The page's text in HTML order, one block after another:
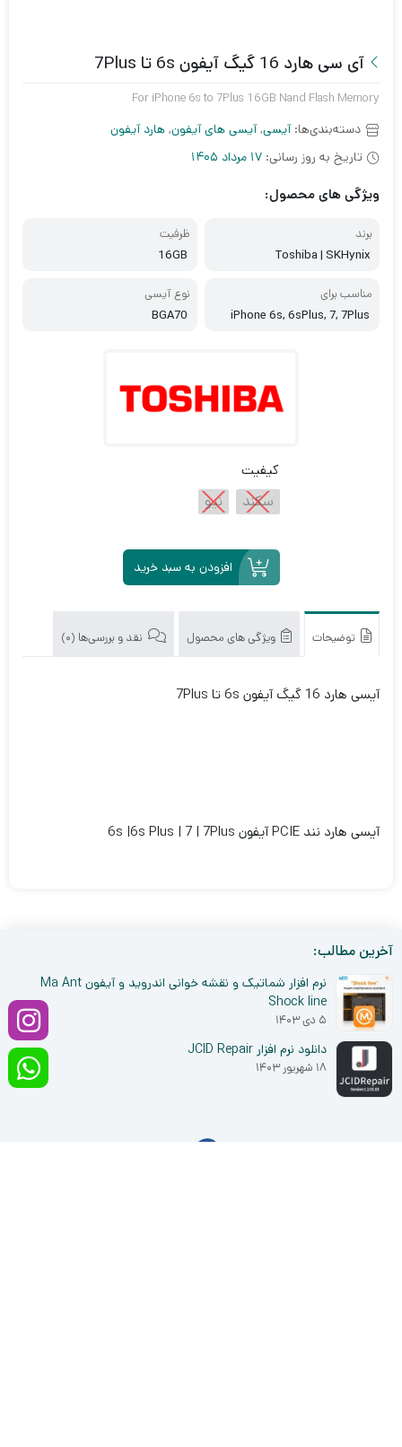
آی سی هارد 16 گیگ آیفون 6s تا 7Plus
For iPhone 6s to 7Plus 16GB Nand Flash Memory
دسته‌بندی‌ها:آیسی,آیسی های آیفون, هارد آیفون
تاریخ به روز رسانی: 17 مرداد 1405
ویژگی های محصول:
برند
Toshiba | SKHynix
ظرفیت
16GB
مناسب برای
iPhone 6s, 6sPlus, 7, 7Plus
نوع آیسی
BGA70
کیفیت
سکند نیو
افزودن به سبد خرید
توضیحات ویژگی های محصول نقد و بررسی‌ها (0)
آیسی هارد 16 گیگ آیفون 6s تا 7Plus
آیسی هارد نند PCIE آیفون 6s |6s Plus | 7 | 7Plus
آخرین مطالب:
نرم افزار شماتیک و نقشه خوانی اندروید و آیفون Ma Ant
Shock line
۵ دی ۱۴۰۳
دانلود نرم افزار JCID Repair
۱۸ شهریور ۱۴۰۳